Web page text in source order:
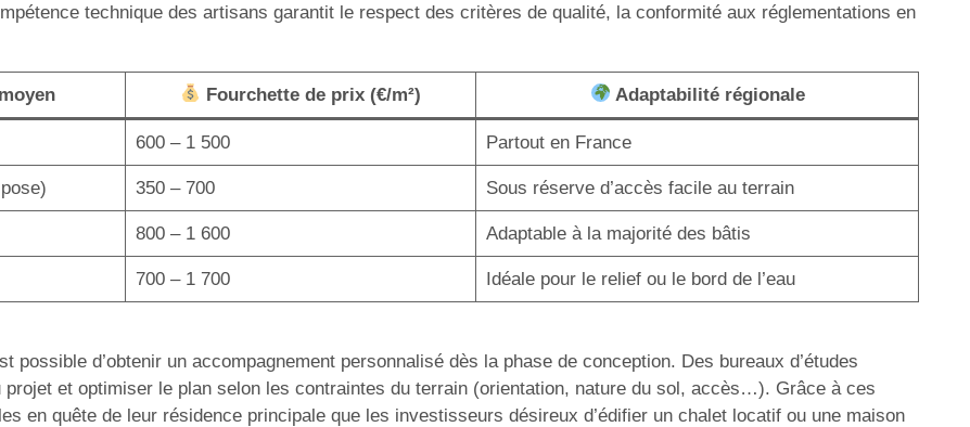
technique des artisans garantit le respect des critères de qualité, la conformité aux réglementations en
Fourchette de prix (€/m²) Adaptabilité régionale
600 – 1 500 Partout en France
350 – 700 Sous réserve d’accès facile au terrain
800 – 1 600 Adaptable à la majorité des bâtis
700 – 1 700 Idéale pour le relief ou le bord de l’eau
d’obtenir un accompagnement personnalisé dès la phase de conception. Des bureaux d’études
et optimiser le plan selon les contraintes du terrain (orientation, nature du sol, accès…). Grâce à ces
en quête de leur résidence principale que les investisseurs désireux d’édifier un chalet locatif ou une maison